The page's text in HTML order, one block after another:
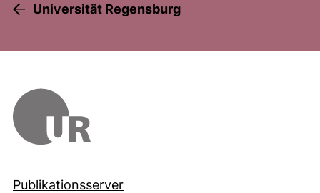
Universität Regensburg
Publikationsserver